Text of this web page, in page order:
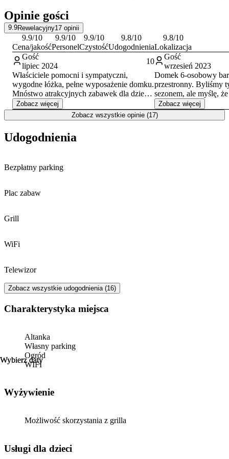
Na terenie obiektu zapewniono bezpłatne miejsca parkingowe dla
zmotoryzowanych gości. Dostępna jest również sieć Wi-Fi.
Opinie gości
9.9Rewelacyjny17 opinii
9.9/10
Cena/jakość
9.9/10
Personel
9.9/10
Czystość
9.8/10
Udogodnienia
9.8/10
Lokalizacja
Gość
lipiec 2024
10
Właściciele pomocni i sympatyczni,
wygodne łóżka, pełne wyposażenie domku.
Mnóstwo atrakcyjnych zabawek dla dzieci.
Blisko do restauracji i atrakcji dla całej
rodziny, blisko do morza. Obiekt bardzo
zadbany,ogrod piękny z wyposażeniem do
nowocześnie. Napewno wrócimy.
Zobacz więcej
Gość
wrzesień 2023
Domek 6-osobowy
przestronny. Byliśmy
sezonem, ale myślę,
do dłuższego
ogrodzony, zadbany,
części miejscowości.
Zobacz więcej
Zobacz wszystkie opinie (17)
Wybierz daty
Wybierz daty
Udogodnienia
Bezpłatny parking
Plac zabaw
Grill
WiFi
Telewizor
Zobacz wszystkie udogodnienia (16)
Charakterystyka miejsca
Altanka
Własny parking
Ogród
WIFI
Wyżywienie
Możliwość skorzystania z grilla
usługi dla dzieci